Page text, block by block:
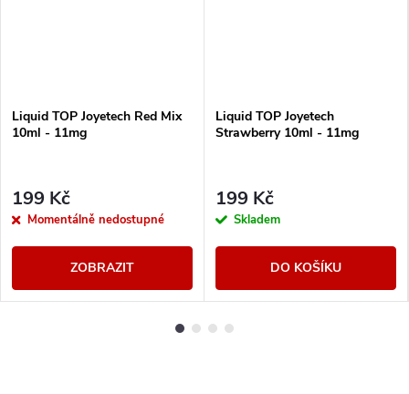
Liquid TOP Joyetech Red Mix
10ml - 11mg
199 Kč
Momentálně nedostupné
ZOBRAZIT
Liquid TOP Joyetech
Strawberry 10ml - 11mg
199 Kč
Skladem
DO KOŠÍKU